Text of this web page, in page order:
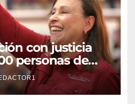
con justicia
personas de
reciben
Rocío